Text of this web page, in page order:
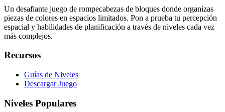
Un desafiante juego de rompecabezas de bloques donde organizas
piezas de colores en espacios limitados. Pon a prueba tu percepción
espacial y habilidades de planificación a través de niveles cada vez
más complejos.
Recursos
Guías de Niveles
Descargar Juego
Niveles Populares